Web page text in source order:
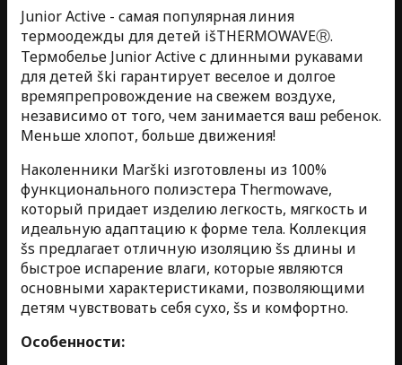
Junior Active - самая популярная линия
термоодежды для детей išTHERMOWAVEⓇ.
Термобелье Junior Active с длинными рукавами
для детей ški гарантирует веселое и долгое
времяпрепровождение на свежем воздухе,
независимо от того, чем занимается ваш ребенок.
Меньше хлопот, больше движения!
Наколенники Marški изготовлены из 100%
функционального полиэстера Thermowave,
который придает изделию легкость, мягкость и
идеальную адаптацию к форме тела. Коллекция
šs предлагает отличную изоляцию šs длины и
быстрое испарение влаги, которые являются
основными характеристиками, позволяющими
детям чувствовать себя сухо, šs и комфортно.
Особенности: